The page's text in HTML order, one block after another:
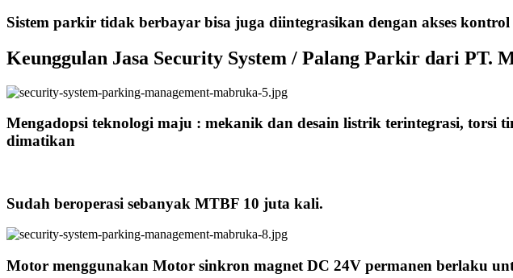
Sistem parkir tidak berbayar bisa juga diintegrasikan dengan akses
Keunggulan Jasa Security System / Palang Parkir dari PT.
Mengadopsi teknologi maju : mekanik dan desain listrik terintegrasi, torsi
dimatikan
Sudah beroperasi sebanyak MTBF 10 juta kali.
Motor menggunakan Motor sinkron magnet DC 24V permanen berlaku